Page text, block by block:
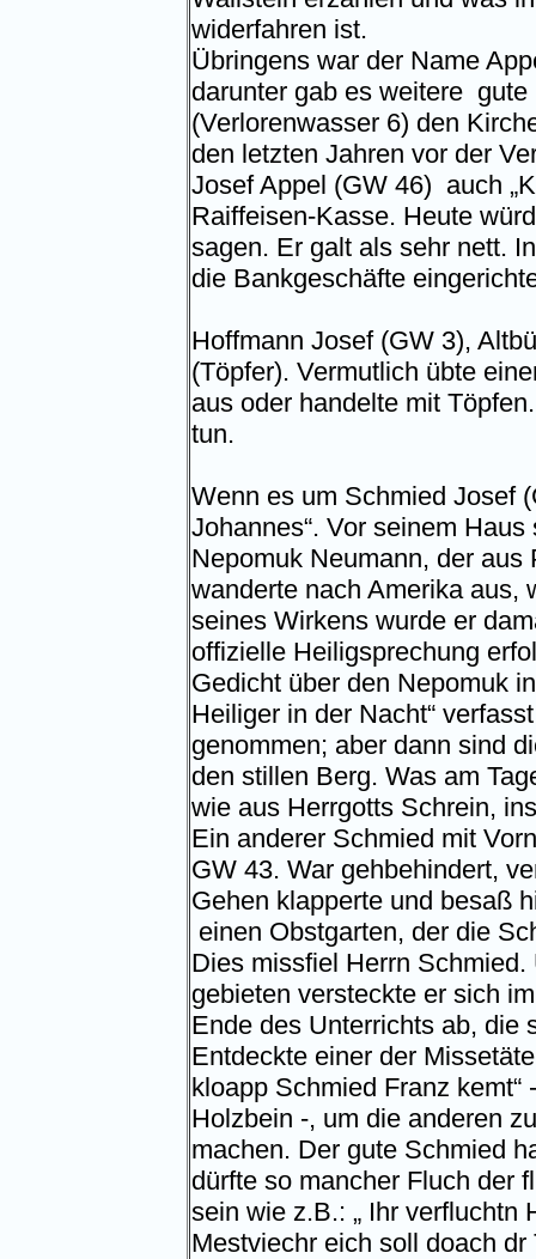
widerfahren ist.
Übringens war der Name
darunter gab es weitere gute
(Verlorenwasser 6) den
den letzten Jahren vor der
Josef Appel (GW 46) auch
Raiffeisen-Kasse. Heute
sagen. Er galt als sehr nett.
die Bankgeschäfte
Hoffmann Josef (GW 3),
(Töpfer). Vermutlich übte
aus oder handelte mit Töpfen.
tun.
Wenn es um Schmied Josef
Johannes“. Vor seinem
Nepomuk Neumann, der
wanderte nach Amerika aus,
seines Wirkens wurde er
offizielle Heiligsprechung
Gedicht über den Nepomuk
Heiliger in der Nacht“
genommen; aber dann sind
den stillen Berg. Was am
wie aus Herrgotts Schrein,
Ein anderer Schmied mit
GW 43. War gehbehindert,
Gehen klapperte und besaß
einen Obstgarten, der die
Dies missfiel Herrn
gebieten versteckte er sich
Ende des Unterrichts ab, die
Entdeckte einer der
kloapp Schmied Franz
Holzbein -, um die anderen
machen. Der gute Schmied
dürfte so mancher Fluch der
sein wie z.B.: „ Ihr verfluchtn
Mestviechr eich soll doach dr